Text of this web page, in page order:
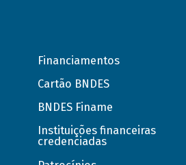
Financiamentos
Cartão BNDES
BNDES Finame
Instituições financeiras
credenciadas